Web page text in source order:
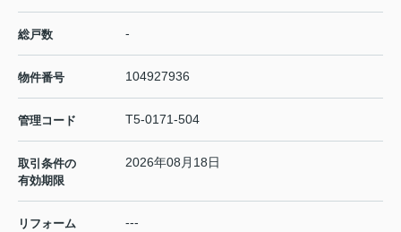
総戸数 -
物件番号 104927936
管理コード T5-0171-504
取引条件の
有効期限
2026年08月18日
リフォーム ---